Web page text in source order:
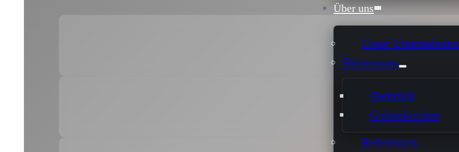
Über uns
Unser Unternehmen
Showrooms
Delbrück
Gelsenkirchen
Referenzen